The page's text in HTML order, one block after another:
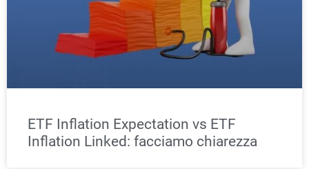
ETF Inflation Expectation vs ETF
Inflation Linked: facciamo chiarezza